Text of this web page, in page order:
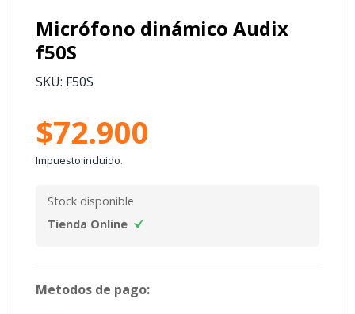
Micrófono dinámico Audix
f50S
SKU: F50S
$72.900
Impuesto incluido.
Stock disponible
Tienda Online
Metodos de pago: